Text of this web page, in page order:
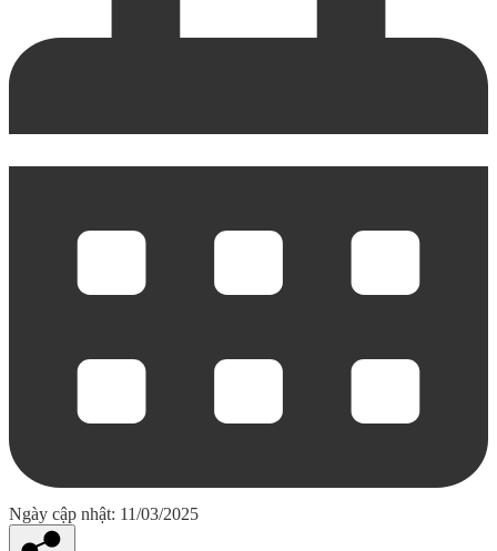
Ngày cập nhật: 11/03/2025